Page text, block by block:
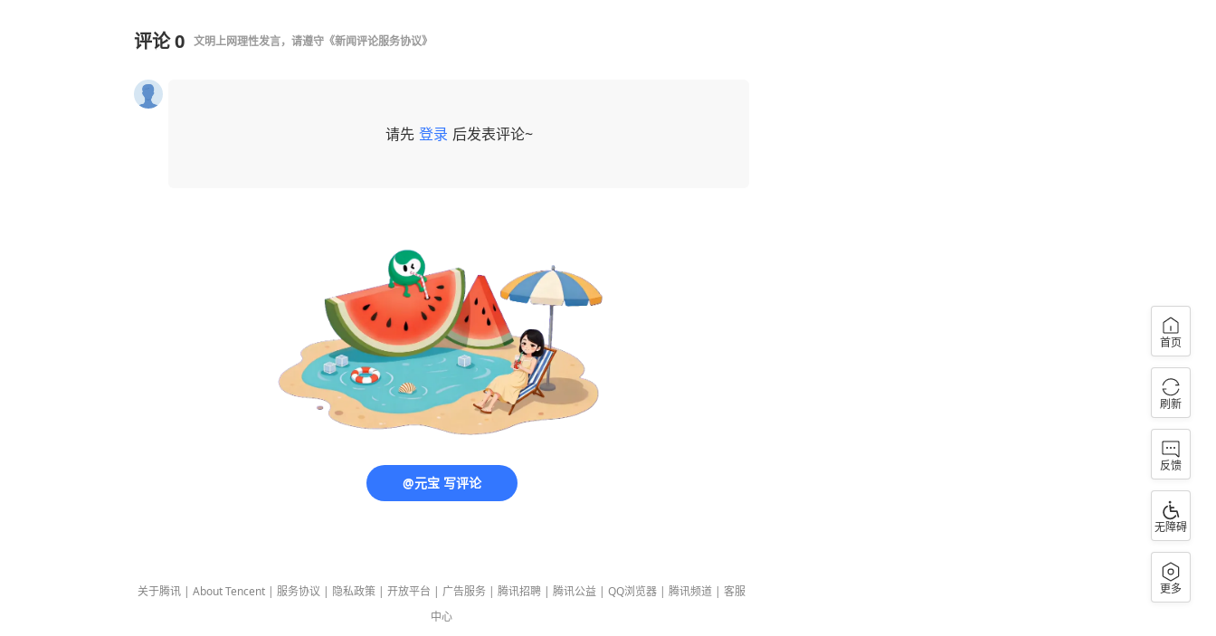
评论0 文明上网理性发言，请遵守 《新闻评论服务协议》
请先 登录 后发表评论~
@元宝 写评论
关于腾讯 | About Tencent | 服务协议 | 隐私政策 | 开放平台 | 广告服务 | 腾讯招聘 | 腾讯公益 | QQ浏览器 | 腾讯频道 | 客服
中心
首页
刷新
反馈
无障碍
更多